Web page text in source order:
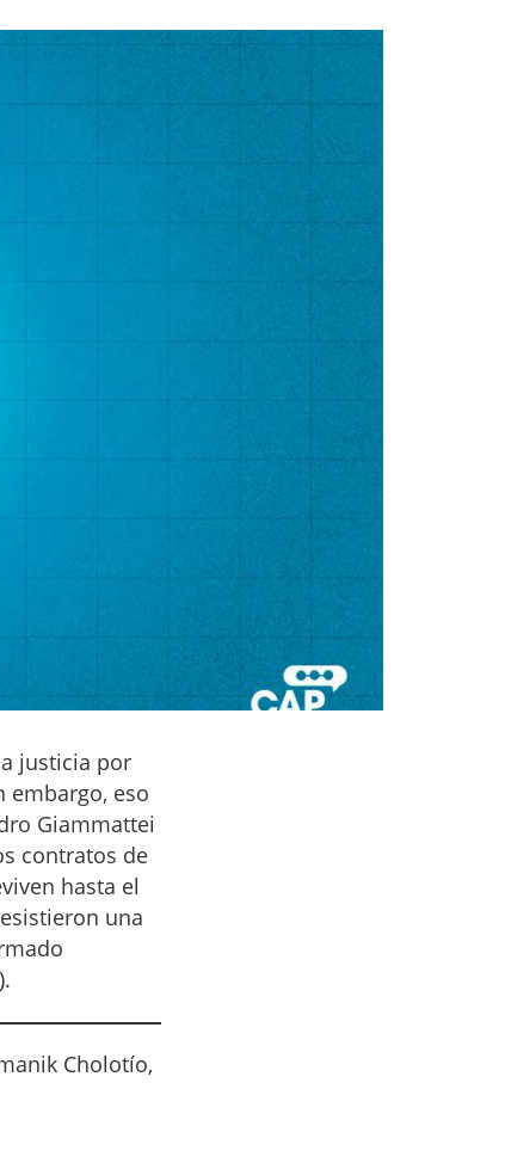
justicia por
embargo, eso
Giammattei
contratos de
hasta el
una
Cholotío,